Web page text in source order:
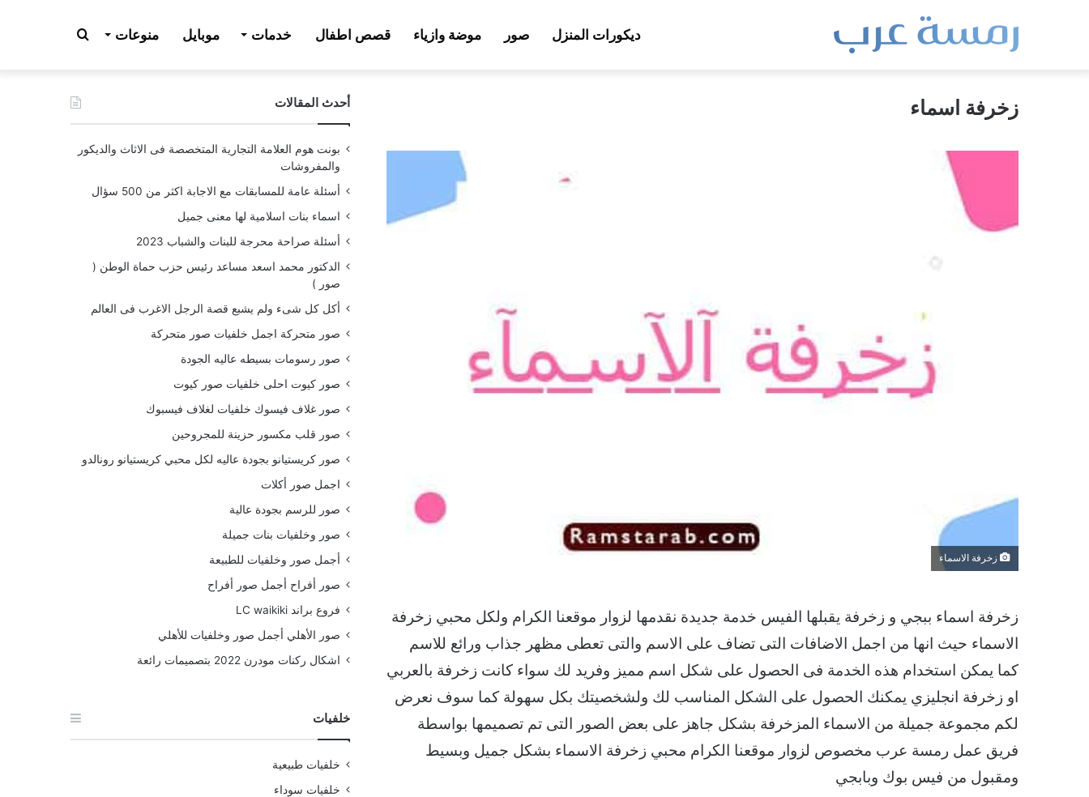
ديكورات المنزل صور موضة وازياء قصص اطفال خدمات موبايل منوعات بحث
عن زخرفة اسماء
زخرفة الاسماء
زخرفة اسماء ببجي و زخرفة يقبلها الفيس خدمة جديدة نقدمها لزوار موقعنا الكرام ولكل محبي زخرفة
الاسماء حيث انها من اجمل الاضافات التى تضاف على الاسم والتى تعطى مظهر جذاب ورائع للاسم
كما يمكن استخدام هذه الخدمة فى الحصول على شكل اسم مميز وفريد لك سواء كانت زخرفة بالعربي
او زخرفة انجليزي يمكنك الحصول على الشكل المناسب لك ولشخصيتك بكل سهولة كما سوف نعرض
لكم مجموعة جميلة من الاسماء المزخرفة بشكل جاهز على بعض الصور التى تم تصميمها بواسطة
فريق عمل رمسة عرب مخصوص لزوار موقعنا الكرام محبي زخرفة الاسماء بشكل جميل وبسيط
ومقبول من فيس بوك وبابجي
أحدث المقالات
بونت هوم العلامة التجارية المتخصصة فى الاثاث والديكور
والمفروشات
أسئلة عامة للمسابقات مع الاجابة اكثر من 500 سؤال
اسماء بنات اسلامية لها معنى جميل
أسئلة صراحة محرجة للبنات والشباب 2023
الدكتور محمد اسعد مساعد رئيس حزب حماة الوطن (
صور )
أكل كل شىء ولم يشبع قصة الرجل الاغرب فى العالم
صور متحركة اجمل خلفيات صور متحركة
صور رسومات بسيطه عاليه الجودة
صور كيوت احلى خلفيات صور كيوت
صور غلاف فيسوك خلفيات لغلاف فيسبوك
صور قلب مكسور حزينة للمجروحين
صور كريستيانو بجودة عاليه لكل محبي كريستيانو رونالدو
اجمل صور أكلات
صور للرسم بجودة عالية
صور وخلفيات بنات جميلة
أجمل صور وخلفيات للطبيعة
صور أفراح أجمل صور أفراح
فروع براند LC waikiki
صور الأهلي أجمل صور وخلفيات للأهلي
اشكال ركنات مودرن 2022 بتصميمات رائعة
خلفيات
خلفيات طبيعية
خلفيات سوداء